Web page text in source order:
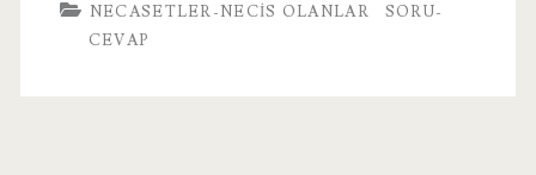
NECASETLER-NECIS OLANLAR
SORU-
CEVAP